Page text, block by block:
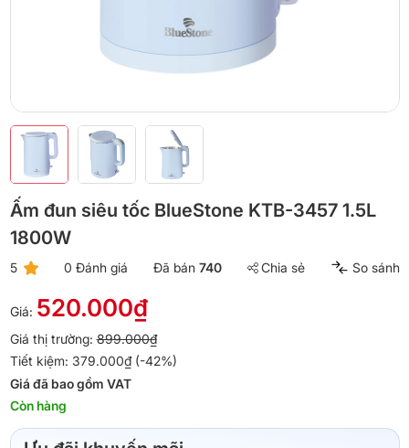
Ấm đun siêu tốc BlueStone KTB-3457 1.5L
1800W
5 0 Đánh giá Đã bán 740 Chia sẻ So sánh
Giá: 520.000₫
Giá thị trường:899.000₫
Tiết kiệm: 379.000₫ (-42%)
Giá đã bao gồm VAT
Còn hàng